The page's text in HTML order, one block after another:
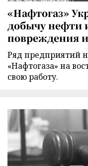
«Нафтогаз»
добычу нефти
повреждения
Ряд предприятий
«Нафтогаза» на
свою работу.